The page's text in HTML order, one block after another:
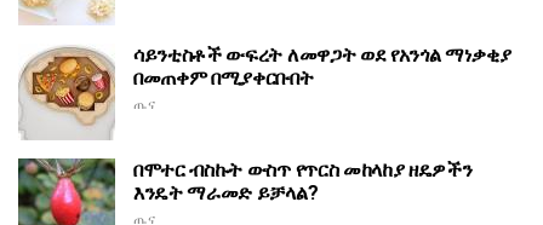
ሳይንቲስቶች ውፍረት ለመዋጋት ወደ የአንጎል ማነቃቂያ
በመጠቀም በሚያቀርቡበት
ጤና
በሞተር ብስኩት ውስጥ የጥርስ መከላከያ ዘዴዎችን
እንዴት ማራመድ ይቻላል?
ጤና